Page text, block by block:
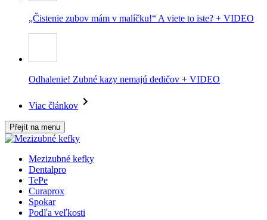
„Čistenie zubov mám v malíčku!“ A viete to iste? + VIDEO
Odhalenie! Zubné kazy nemajú dedičov + VIDEO
Viac článkov
Přejít na menu
Mezizubné kefky
Dentalpro
TePe
Curaprox
Spokar
Podľa veľkosti